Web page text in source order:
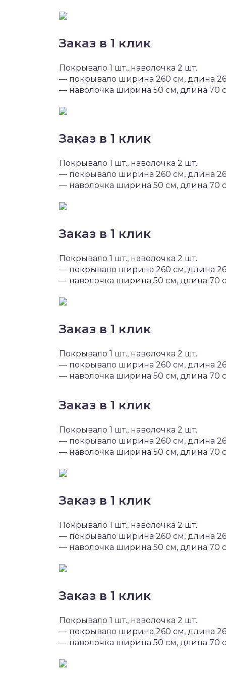
Заказ в 1 клик
Покрывало 1 шт., наволочка 2 шт.
— покрывало ширина 260 см, длина
— наволочка ширина 50 см, длина 70
Заказ в 1 клик
Покрывало 1 шт., наволочка 2 шт.
— покрывало ширина 260 см, длина
— наволочка ширина 50 см, длина 70
Заказ в 1 клик
Покрывало 1 шт., наволочка 2 шт.
— покрывало ширина 260 см, длина
— наволочка ширина 50 см, длина 70
Заказ в 1 клик
Покрывало 1 шт., наволочка 2 шт.
— покрывало ширина 260 см, длина
— наволочка ширина 50 см, длина 70
Заказ в 1 клик
Покрывало 1 шт., наволочка 2 шт.
— покрывало ширина 260 см, длина
— наволочка ширина 50 см, длина 70
Заказ в 1 клик
Покрывало 1 шт., наволочка 2 шт.
— покрывало ширина 260 см, длина
— наволочка ширина 50 см, длина 70
Заказ в 1 клик
Покрывало 1 шт., наволочка 2 шт.
— покрывало ширина 260 см, длина
— наволочка ширина 50 см, длина 70